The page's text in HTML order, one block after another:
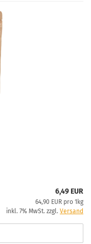
6,49 EUR
64,90 EUR pro 1kg
inkl. 7% MwSt. zzgl. Versand